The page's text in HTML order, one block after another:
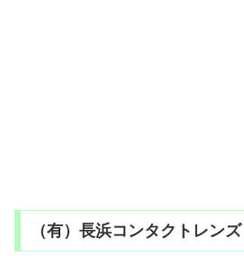
（有）長浜コンタクトレンズ